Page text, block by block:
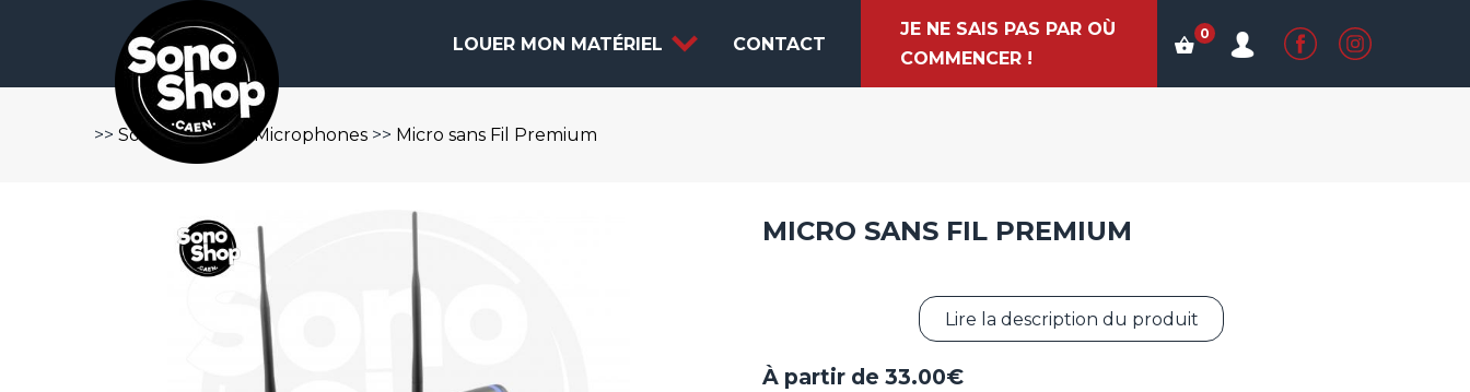
LOUER MON MATÉRIEL
BAR À VINYLES
CONTACT
JE NE SAIS PAS PAR OÙ
COMMENCER !
0
>> Sonorisation >> Microphones >> Micro sans Fil Premium
MICRO SANS FIL PREMIUM
Lire la description du produit
À partir de 33.00€